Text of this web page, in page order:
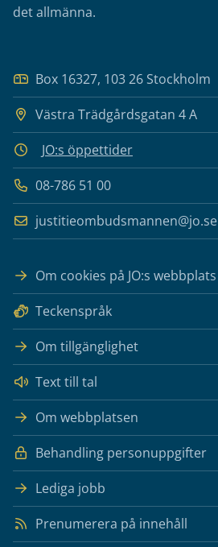
det allmänna.
Box 16327, 103 26 Stockholm
Västra Trädgårdsgatan 4 A
JO:s öppettider
08-786 51 00
justitieombudsmannen@jo.se
Om cookies på JO:s webbplats
Teckenspråk
Om tillgänglighet
Text till tal
Om webbplatsen
Behandling personuppgifter
Lediga jobb
Prenumerera på innehåll